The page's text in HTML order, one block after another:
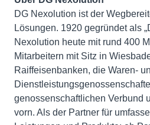
DG Nexolution ist der
Lösungen. 1920 gegründet als
Nexolution heute mit rund 400
Mitarbeitern mit Sitz in
Raiffeisenbanken, die Waren-
genossenschaftlichen Verbund
vorn. Als der Partner für